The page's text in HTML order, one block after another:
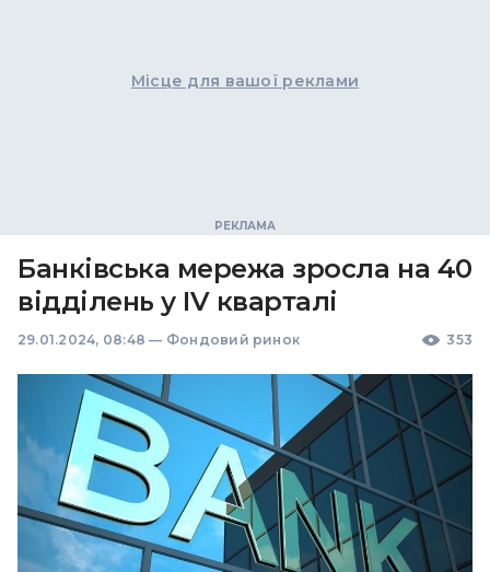
Місце для вашої реклами
Банківська мережа зросла на 40
відділень у IV кварталі
29.01.2024, 08:48 — Фондовий ринок 353